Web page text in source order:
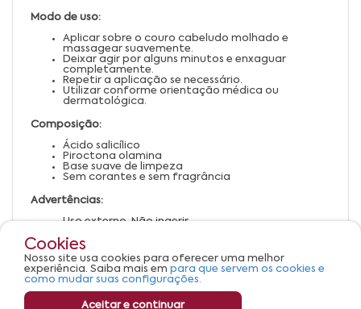
Modo de uso:
Aplicar sobre o couro cabeludo molhado e
massagear suavemente.
Deixar agir por alguns minutos e enxaguar
completamente.
Repetir a aplicação se necessário.
Utilizar conforme orientação médica ou
dermatológica.
Composição:
Ácido salicílico
Piroctona olamina
Base suave de limpeza
Sem corantes e sem fragrância
Advertências:
Uso externo. Não ingerir.
enxaguar com água abundante.
Manter fora do alcance de crianças.
Em caso de irritação, suspender o uso e procurar
orientação médica.
Cookies
Nosso site usa cookies para oferecer uma melhor
experiência. Saiba mais em para que servem os cookies e
como mudar suas configurações.
Aceitar e continuar